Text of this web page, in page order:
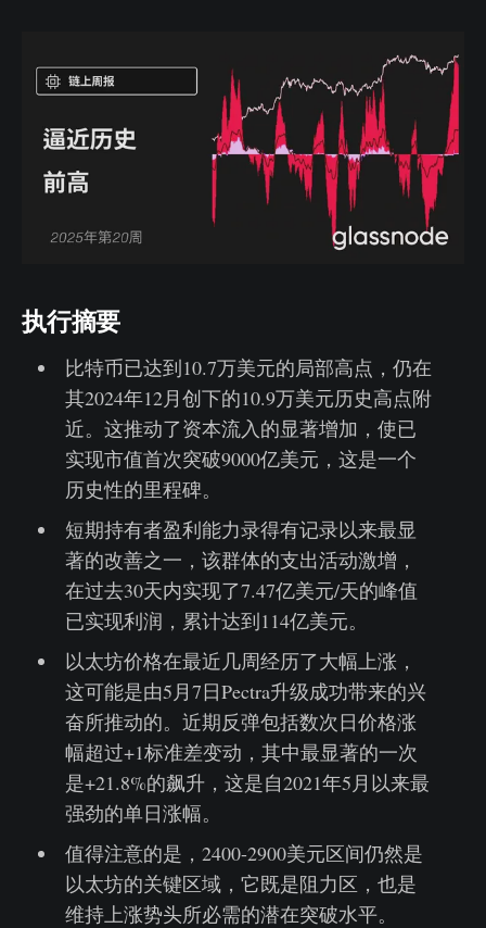
执行摘要
比特币已达到10.7万美元的局部高点，仍在
其2024年12月创下的10.9万美元历史高点附
近。这推动了资本流入的显著增加，使已
实现市值首次突破9000亿美元，这是一个
历史性的里程碑。
短期持有者盈利能力录得有记录以来最显
著的改善之一，该群体的支出活动激增，
在过去30天内实现了7.47亿美元/天的峰值
已实现利润，累计达到114亿美元。
以太坊价格在最近几周经历了大幅上涨，
这可能是由5月7日Pectra升级成功带来的兴
奋所推动的。近期反弹包括数次日价格涨
幅超过+1标准差变动，其中最显著的一次
是+21.8%的飙升，这是自2021年5月以来最
强劲的单日涨幅。
值得注意的是，2400-2900美元区间仍然是
以太坊的关键区域，它既是阻力区，也是
维持上涨势头所必需的潜在突破水平。